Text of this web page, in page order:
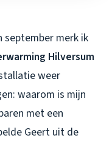
september merk ik
Hilversum
weer
waarom is mijn
met een
Geert uit de